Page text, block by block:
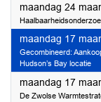
maandag 24
maandag 17
Gecombineerd:
Hudson’s Bay locatie
maandag 17
De Zwolse